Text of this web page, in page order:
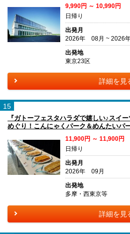
9,990円 ～ 10,990円
日帰り
出発月
2026年 08月 ~ 2026
出発地
東京23区
詳細を見
15
『ガトーフェスタハラダで嬉しい♪スイ
めぐり！こんにゃくパーク＆めんたいパ
11,900円 ～ 11,900円
日帰り
出発月
2026年 09月
出発地
多摩・西東京等
詳細を見